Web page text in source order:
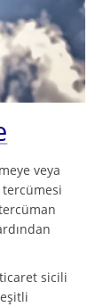
veya
sicili